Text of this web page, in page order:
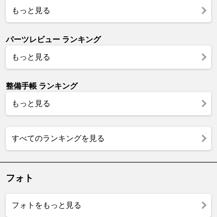
もっと見る
パーツレビュー ランキング
もっと見る
整備手帳 ランキング
もっと見る
すべてのランキングを見る
フォト
フォトをもっと見る